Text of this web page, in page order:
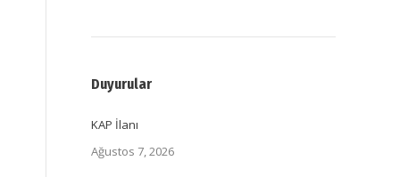
Duyurular
KAP İlanı
Ağustos 7, 2026